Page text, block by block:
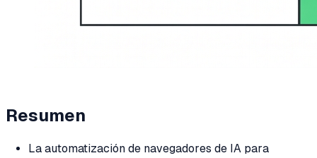
Resumen
La automatización de navegadores de IA para